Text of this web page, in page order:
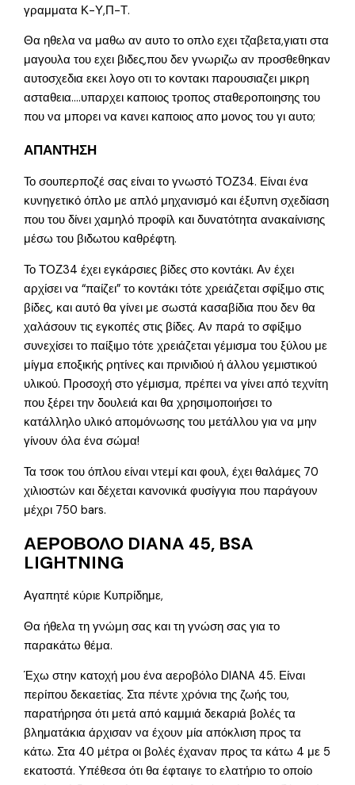
γραμματα Κ-Υ,Π-Τ.
Θα ηθελα να μαθω αν αυτο το οπλο εχει τζαβετα,γιατι στα
μαγουλα του εχει βιδες,που δεν γνωριζω αν προσθεθηκαν
αυτοσχεδια εκει λογο οτι το κοντακι παρουσιαζει μικρη
ασταθεια….υπαρχει καποιος τροπος σταθεροποιησης του
που να μπορει να κανει καποιος απο μονος του γι αυτο;
ΑΠΑΝΤΗΣΗ
Το σουπερποζέ σας είναι το γνωστό ΤΟΖ34. Είναι ένα
κυνηγετικό όπλο με απλό μηχανισμό και έξυπνη σχεδίαση
που του δίνει χαμηλό προφίλ και δυνατότητα ανακαίνισης
μέσω του βιδωτου καθρέφτη.
Το ΤΟΖ34 έχει εγκάρσιες βίδες στο κοντάκι. Αν έχει
αρχίσει να “παίζει” το κοντάκι τότε χρειάζεται σφίξιμο στις
βίδες, και αυτό θα γίνει με σωστά κασαβίδια που δεν θα
χαλάσουν τις εγκοπές στις βίδες. Αν παρά το σφίξιμο
συνεχίσει το παίξιμο τότε χρειάζεται γέμισμα του ξύλου με
μίγμα εποξικής ρητίνες και πρινιδιού ή άλλου γεμιστικού
υλικού. Προσοχή στο γέμισμα, πρέπει να γίνει από τεχνίτη
που ξέρει την δουλειά και θα χρησιμοποιήσει το
κατάλληλο υλικό απομόνωσης του μετάλλου για να μην
γίνουν όλα ένα σώμα!
Τα τσοκ του όπλου είναι ντεμί και φουλ, έχει θαλάμες 70
χιλιοστών και δέχεται κανονικά φυσίγγια που παράγουν
μέχρι 750 bars.
ΑΕΡΟΒΟΛΟ DIANA 45, BSA
LIGHTNING
Αγαπητέ κύριε Κυπρίδημε,
Θα ήθελα τη γνώμη σας και τη γνώση σας για το
παρακάτω θέμα.
Έχω στην κατοχή μου ένα αεροβόλο DIANA 45. Είναι
περίπου δεκαετίας. Στα πέντε χρόνια της ζωής του,
παρατήρησα ότι μετά από καμμιά δεκαριά βολές τα
βληματάκια άρχισαν να έχουν μία απόκλιση προς τα
κάτω. Στα 40 μέτρα οι βολές έχαναν προς τα κάτω 4 με 5
εκατοστά. Υπέθεσα ότι θα έφταιγε το ελατήριο το οποίο